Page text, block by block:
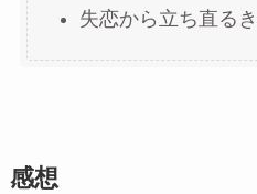
失恋から立ち直る
感想